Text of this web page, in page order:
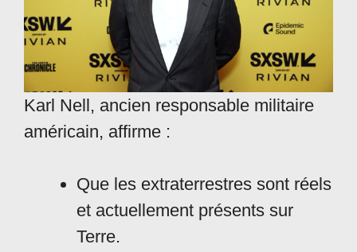
Karl Nell, ancien responsable militaire
américain, affirme :
Que les extraterrestres sont réels
et actuellement présents sur
Terre.